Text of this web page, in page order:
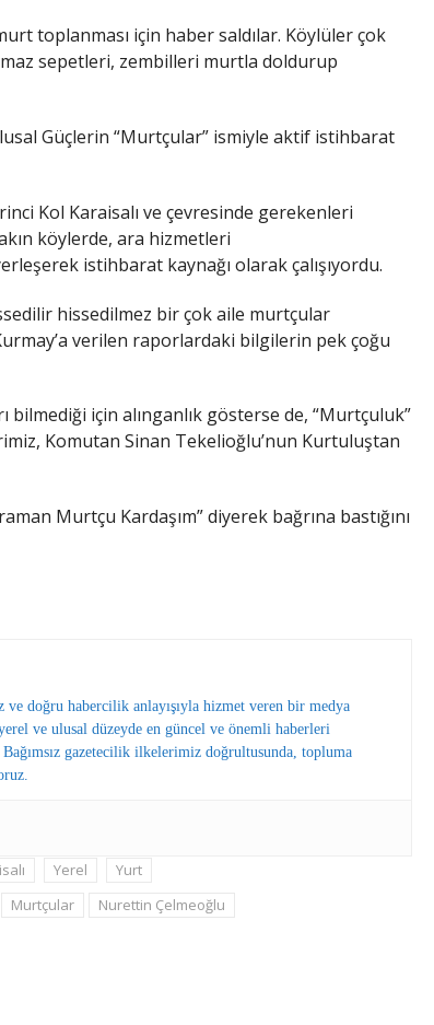
toplanması için haber saldılar. Köylüler çok
sepetleri, zembilleri murtla doldurup
Güçlerin “Murtçular” ismiyle aktif istihbarat
Kol Karaisalı ve çevresinde gerekenleri
köylerde, ara hizmetleri
istihbarat kaynağı olarak çalışıyordu.
hissedilmez bir çok aile murtçular
verilen raporlardaki bilgilerin pek çoğu
bilmediği için alınganlık gösterse de, “Murtçuluk”
Komutan Sinan Tekelioğlu’nun Kurtuluştan
Murtçu Kardaşım” diyerek bağrına bastığını
ve doğru habercilik anlayışıyla hizmet veren bir medya
ve ulusal düzeyde en güncel ve önemli haberleri
Bağımsız gazetecilik ilkelerimiz doğrultusunda, topluma
Yerel
Yurt
Murtçular Nurettin Çelmeoğlu